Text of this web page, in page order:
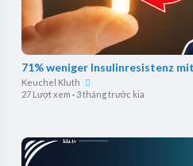
71% weniger Insulinresistenz
Keuchel Kluth
27 Lượt xem · 3 tháng trước kia